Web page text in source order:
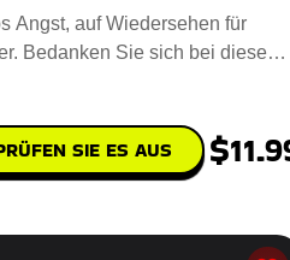
Angst, auf Wiedersehen für
Bedanken Sie sich bei diesem
SIE ES AUS